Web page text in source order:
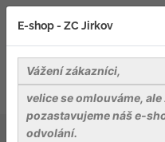
Bydlení a relaxace v
E-shop - ZC Jirkov
Vážení zákazníci,
velice se omlouváme,
pozastavujeme náš e-
odvolání.